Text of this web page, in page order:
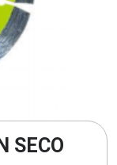
SECO